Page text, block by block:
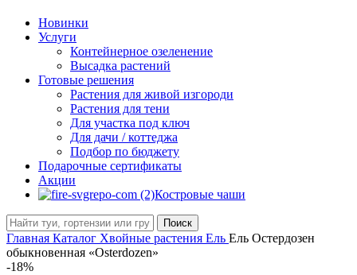
Новинки
Услуги
Контейнерное озеленение
Высадка растений
Готовые решения
Растения для живой изгороди
Растения для тени
Для участка под ключ
Для дачи / коттеджа
Подбор по бюджету
Подарочные сертификаты
Акции
Костровые чаши
Поиск
Главная Каталог Хвойные растения Ель Ель Остердозен
обыкновенная «Osterdozen»
-18%